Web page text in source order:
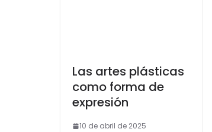
Las artes plásticas
como forma de
expresión
10 de abril de 2025